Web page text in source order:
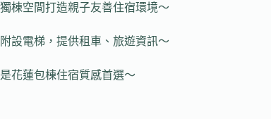
獨棟空間打造親子友善住宿環境～
附設電梯，提供租車、旅遊資訊～
是花蓮包棟住宿質感首選～